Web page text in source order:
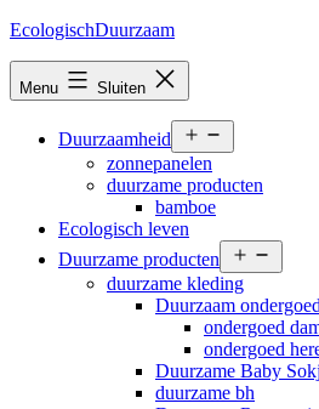
Ga
inhoud
EcologischDuurzaam
Menu Sluiten
Duurzaamheid
menu
zonnepanelen
duurzame producten
bamboe
Ecologisch leven
Duurzame producten
menu
duurzame kleding
Duurzaam ondergoed
ondergoed
ondergoed
Duurzame Baby
duurzame bh